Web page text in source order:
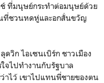
ช์ ที่มนุษย์กระทำต่อมนุษย์ด้วย
ที่ชวนหดหู่และอกสั่นขวัญ
ดวิก ไอเซนเบิร์ก ชาวเมือง
จไปทำงานกับรัฐบาล
าไว้ เขาไปแทนพี่ชายของตน